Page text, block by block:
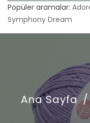
Popüler aramalar:
Symphony Dream
Ana Sayfa /